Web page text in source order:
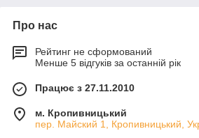
Про нас
Рейтинг не сформований
Менше 5 відгуків за останній рік
Працює з 27.11.2010
м. Кропивницький
пер. Майский 1, Кропивницький,